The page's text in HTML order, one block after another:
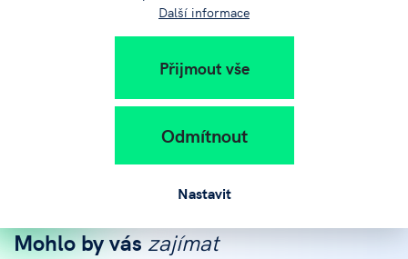
Další informace
Přijmout vše
Odmítnout
Nastavit
Jihočeský
vědeckotechnický
Mohlo by vászajímat